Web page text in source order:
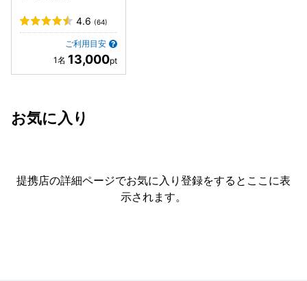
4.6 (64)
ご利用目安
13,000
お気に入り
提携店の詳細ページでお気に入り登録をすると ここに表
示されます。